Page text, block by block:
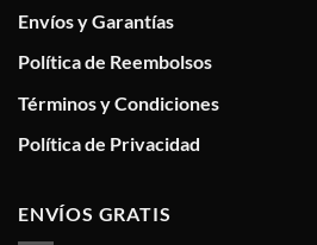
Envíos y Garantías
Política de Reembolsos
Términos y Condiciones
Política de Privacidad
ENVÍOS GRATIS